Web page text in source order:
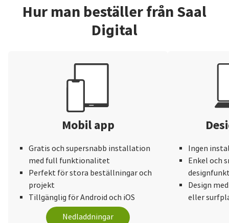
väldigt
öppnas upp
använda, så
för tips och
Hur man beställer från Saal
Digital
Mobil app
Gratis och supersnabb installation
med full funktionalitet
Perfekt för stora beställningar och
projekt
Tillgänglig för Android och iOS
Nedladdningar
Ingen
Enkel och
Design
eller